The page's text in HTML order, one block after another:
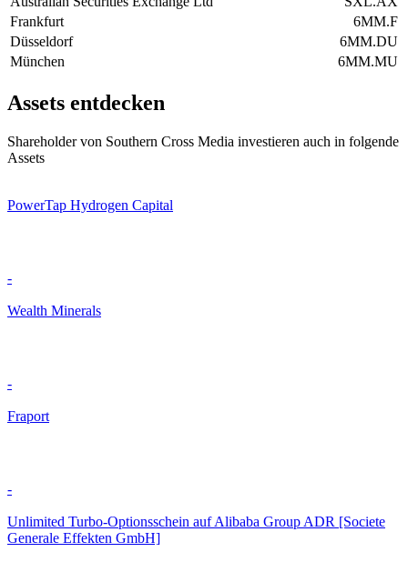
Frankfurt
6MM.F
Düsseldorf
6MM.DU
München
6MM.MU
Assets entdecken
Shareholder von Southern Cross Media investieren auch in folgende
Assets
PowerTap Hydrogen Capital
-
Wealth Minerals
-
Fraport
-
Unlimited Turbo-Optionsschein auf Alibaba Group ADR [Societe
Generale Effekten GmbH]